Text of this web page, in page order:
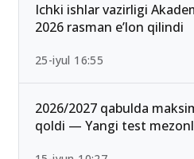
Ichki ishlar vazirligi
2026 rasman e’lon qilindi
25-iyul 16:55
2026/2027 qabulda
qoldi — Yangi test